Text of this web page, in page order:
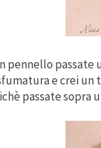
pennello passate
e crei un
passate sopra